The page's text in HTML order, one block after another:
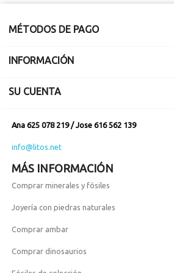
MÉTODOS DE PAGO
INFORMACIÓN
SU CUENTA
Ana 625 078 219 / Jose 616 562 139
info@litos.net
MÁS INFORMACIÓN
Comprar minerales y fósiles
Joyería con piedras naturales
Comprar ambar
Comprar dinosaurios